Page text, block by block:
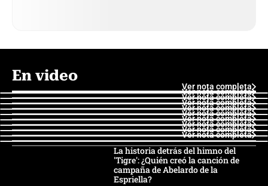
En video
Ver nota completa
Ver nota completa
Ver nota completa
Ver nota completa
Ver nota completa
Ver nota completa
Ver nota completa
Ver nota completa
Ver nota completa
Ver nota completa
La historia detrás del himno del
'Tigre': ¿Quién creó la canción de
campaña de Abelardo de la
Espriella?